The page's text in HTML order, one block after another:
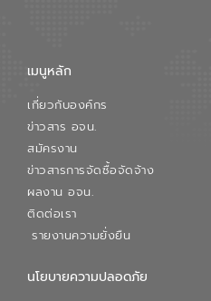
เมนูหลัก
เกี่ยวกับองค์กร
ข่าวสาร อจน.
สมัครงาน
ข่าวสารการจัดซื้อจัดจ้าง
ผลงาน อจน.
ติดต่อเรา
รายงานความยั่งยืน
นโยบายความปลอดภัย